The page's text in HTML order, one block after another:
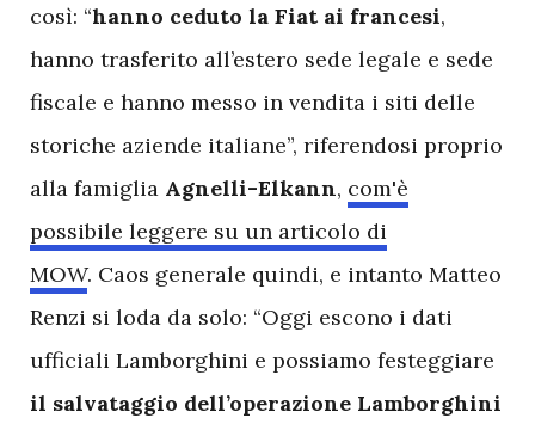
così: “hanno ceduto la Fiat ai francesi,
hanno trasferito all’estero sede legale e sede
fiscale e hanno messo in vendita i siti delle
storiche aziende italiane”, riferendosi proprio
alla famiglia Agnelli-Elkann, com'è
possibile leggere su un articolo di
MOW. Caos generale quindi, e intanto Matteo
Renzi si loda da solo: “Oggi escono i dati
ufficiali Lamborghini e possiamo festeggiare
il salvataggio dell’operazione Lamborghini